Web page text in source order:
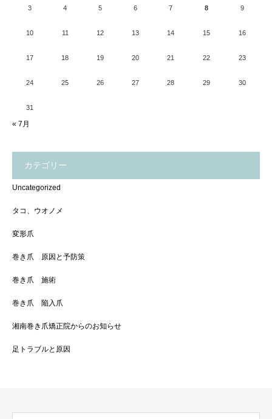
3 4 5 6 7 8 9
10 11 12 13 14 15 16
17 18 19 20 21 22 23
24 25 26 27 28 29 30
31
« 7月
カテゴリー
Uncategorized
タコ、ウオノメ
変形爪
巻き爪 原因と予防策
巻き爪 施術
巻き爪 陥入爪
湘南巻き爪矯正院からのお知らせ
足トラブルと原因